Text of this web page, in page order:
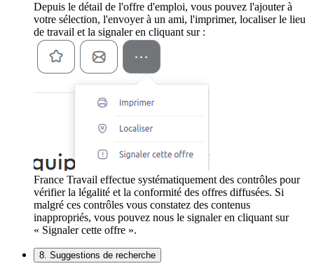
Depuis le détail de l'offre d'emploi, vous pouvez l'ajouter à
votre sélection, l'envoyer à un ami, l'imprimer, localiser le lieu
de travail et la signaler en cliquant sur :
France Travail effectue systématiquement des contrôles pour
vérifier la légalité et la conformité des offres diffusées. Si
malgré ces contrôles vous constatez des contenus
inappropriés, vous pouvez nous le signaler en cliquant sur
« Signaler cette offre ».
8. Suggestions de recherche